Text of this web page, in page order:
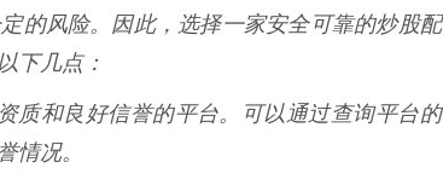
的风险。因此，选择一家安全可靠的炒股配
下几点：
质和良好信誉的平台。可以通过查询平台的
情况。